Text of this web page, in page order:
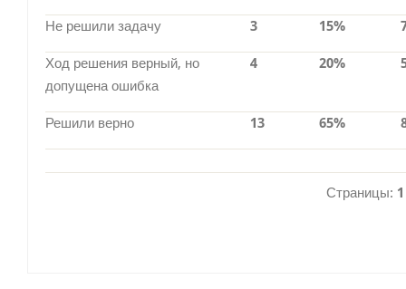
Не решили задачу 3 15%
Ход решения верный, но
допущена ошибка
4 20%
Решили верно 13 65%
Страницы: 1